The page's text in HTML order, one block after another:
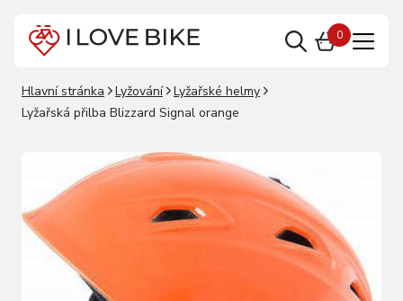
0
Hlavní stránka Lyžování
Lyžařské helmy
Lyžařská přilba Blizzard Signal orange